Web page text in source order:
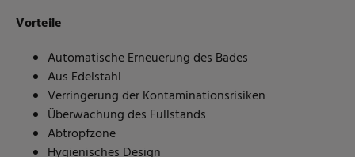
Vorteile
Automatische Erneuerung des Bades
Aus Edelstahl
Verringerung der Kontaminationsrisiken
Überwachung des Füllstands
Abtropfzone